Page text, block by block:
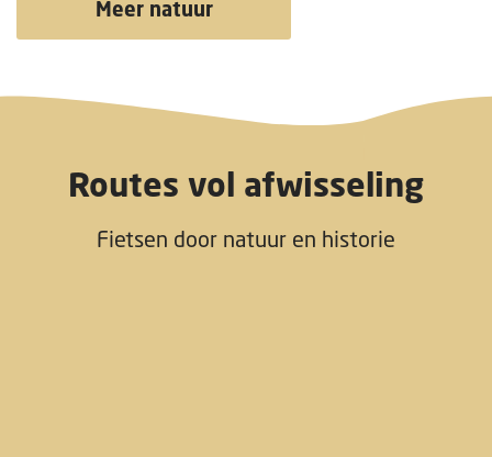
Meer natuur
Routes vol afwisseling
Fietsen door natuur en historie